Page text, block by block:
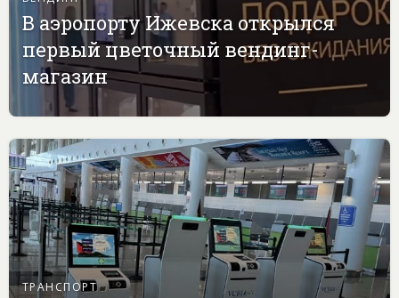
В аэропорту Ижевска открылся
первый цветочный вендинг-
магазин
ТРАНСПОРТ